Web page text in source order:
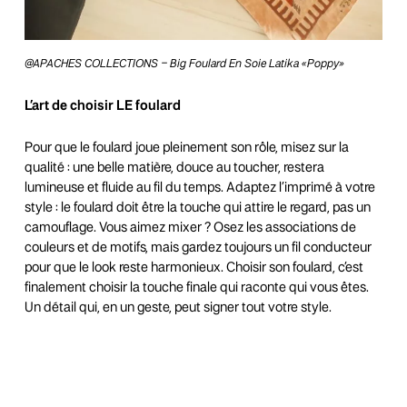
@APACHES COLLECTIONS – Big Foulard En Soie Latika «Poppy»
L’art de choisir LE foulard
Pour que le foulard joue pleinement son rôle, misez sur la
qualité : une belle matière, douce au toucher, restera
lumineuse et fluide au fil du temps. Adaptez l’imprimé à votre
style : le foulard doit être la touche qui attire le regard, pas un
camouflage. Vous aimez mixer ? Osez les associations de
couleurs et de motifs, mais gardez toujours un fil conducteur
pour que le look reste harmonieux. Choisir son foulard, c’est
finalement choisir la touche finale qui raconte qui vous êtes.
Un détail qui, en un geste, peut signer tout votre style.